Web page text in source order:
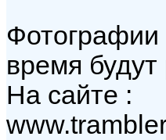
время
На сайте :